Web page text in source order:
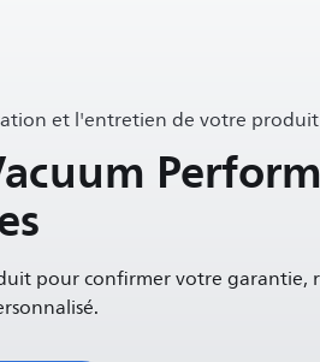
et l'entretien de votre produit
pour confirmer votre garantie,